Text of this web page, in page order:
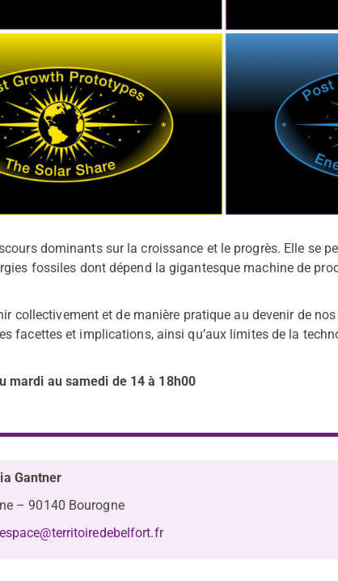
dominants sur la croissance et le progrès. Elle se
fossiles dont dépend la gigantesque machine de
collectivement et de manière pratique au devenir de
facettes et implications, ainsi qu’aux limites de la
mardi au samedi de 14 à 18h00
Gantner
– 90140 Bourogne
lespace@territoiredebelfort.fr